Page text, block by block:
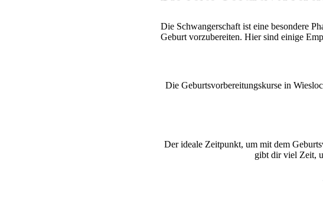
Die Schwangerschaft ist eine besondere
Geburt vorzubereiten. Hier sind einige
Die Geburtsvorbereitungskurse in
Der ideale Zeitpunkt, um mit dem
gibt dir viel Zeit,